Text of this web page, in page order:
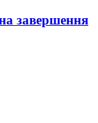
завершення